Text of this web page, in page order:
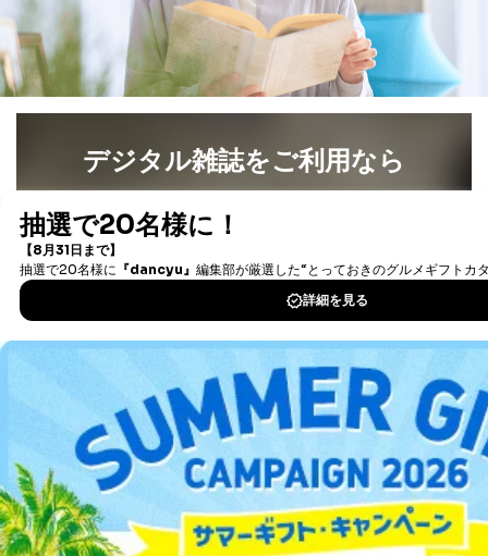
デジタル雑誌をご利用なら
書籍）が無料で読み放題！
DOWNLOAD FOR IOS
DOWNLOAD FOR ANDROID
ご利用方法はこちら
総合案内